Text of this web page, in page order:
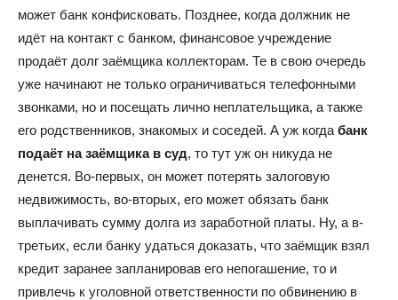
может банк конфисковать. Позднее, когда должник не
идёт на контакт с банком, финансовое учреждение
продаёт долг заёмщика коллекторам. Те в свою очередь
уже начинают не только ограничиваться телефонными
звонками, но и посещать лично неплательщика, а также
его родственников, знакомых и соседей. А уж когда банк
подаёт на заёмщика в суд, то тут уж он никуда не
денется. Во-первых, он может потерять залоговую
недвижимость, во-вторых, его может обязать банк
выплачивать сумму долга из заработной платы. Ну, а в-
третьих, если банку удаться доказать, что заёмщик взял
кредит заранее запланировав его непогашение, то и
привлечь к уголовной ответственности по обвинению в